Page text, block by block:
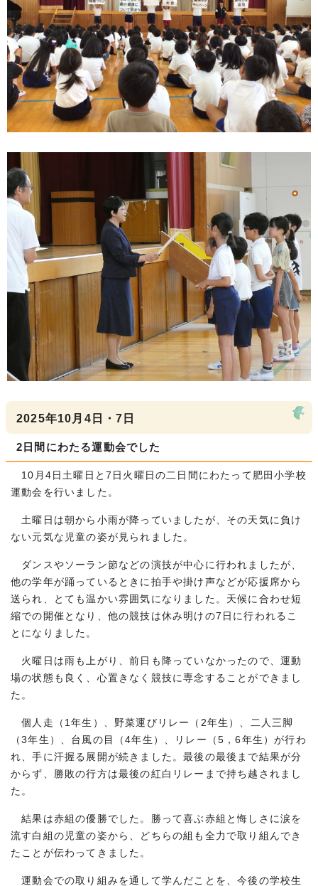
2025年10月4日・7日
2日間にわたる運動会でした
10月4日土曜日と7日火曜日の二日間にわたって肥田小学校
運動会を行いました。
土曜日は朝から小雨が降っていましたが、その天気に負け
ない元気な児童の姿が見られました。
ダンスやソーラン節などの演技が中心に行われましたが、
他の学年が踊っているときに拍手や掛け声などが応援席から
送られ、とても温かい雰囲気になりました。天候に合わせ短
縮での開催となり、他の競技は休み明けの7日に行われるこ
とになりました。
火曜日は雨も上がり、前日も降っていなかったので、運動
場の状態も良く、心置きなく競技に専念することができまし
た。
個人走（1年生）、野菜運びリレー（2年生）、二人三脚
（3年生）、台風の目（4年生）、リレー（5，6年生）が行わ
れ、手に汗握る展開が続きました。最後の最後まで結果が分
からず、勝敗の行方は最後の紅白リレーまで持ち越されまし
た。
結果は赤組の優勝でした。勝って喜ぶ赤組と悔しさに涙を
流す白組の児童の姿から、どちらの組も全力で取り組んでき
たことが伝わってきました。
運動会での取り組みを通して学んだことを、今後の学校生